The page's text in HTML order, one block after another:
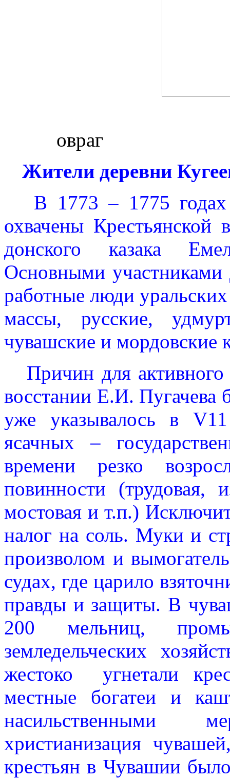
Жители деревни
В 1773 – 1775
охвачены Крестьянской
донского казака
Основными участниками
работные люди
массы, русские,
чувашские и мордовские
Причин для активного
восстании Е.И. Пугачева
уже указывалось в V
ясачных –
времени резко
повинности (трудовая,
мостовая и т.п.)
налог на соль. Муки и
произволом и
судах, где царило
правды и защиты. В
200 мельниц,
земледельческих
жестоко угнетали
местные богатеи и
насильственными
христианизация
крестьян в Чувашии